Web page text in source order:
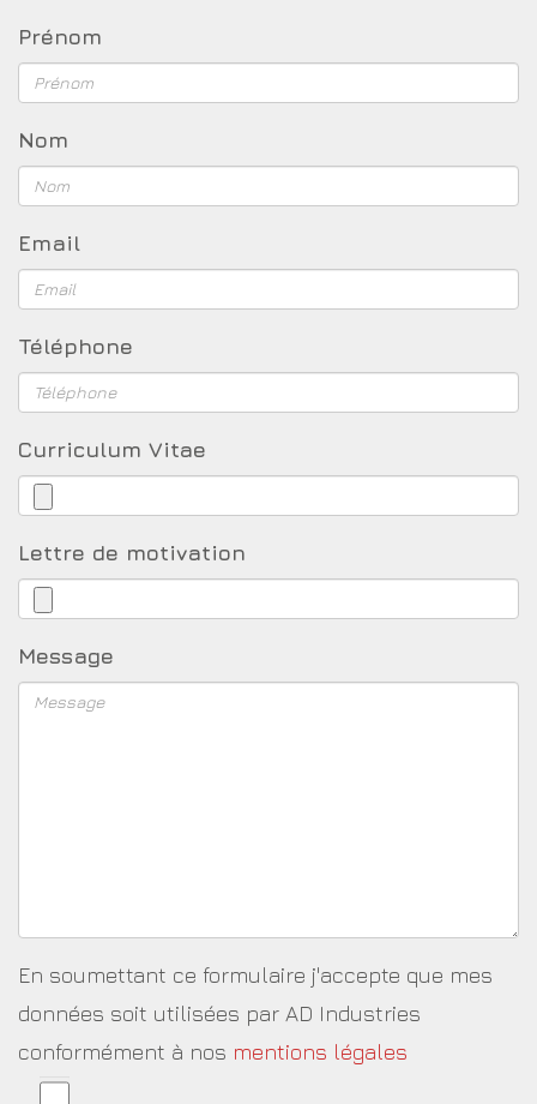
Prénom
Nom
Email
Téléphone
Curriculum Vitae
Lettre de motivation
Message
En soumettant ce formulaire j'accepte que mes
données soit utilisées par AD Industries
conformément à nos mentions légales